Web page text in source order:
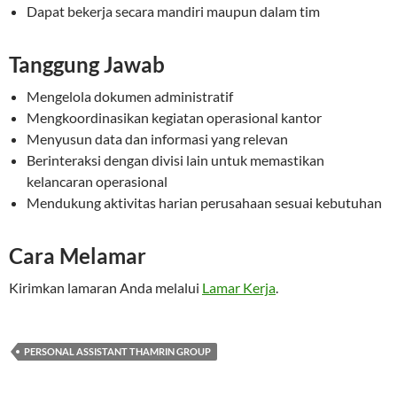
Dapat bekerja secara mandiri maupun dalam tim
Tanggung Jawab
Mengelola dokumen administratif
Mengkoordinasikan kegiatan operasional kantor
Menyusun data dan informasi yang relevan
Berinteraksi dengan divisi lain untuk memastikan
kelancaran operasional
Mendukung aktivitas harian perusahaan sesuai kebutuhan
Cara Melamar
Kirimkan lamaran Anda melalui Lamar Kerja.
PERSONAL ASSISTANT THAMRIN GROUP